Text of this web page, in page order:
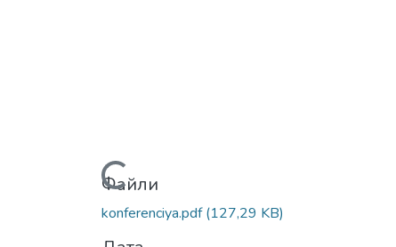
Вантажиться...
Файли
konferenciya.pdf(127,29 KB)